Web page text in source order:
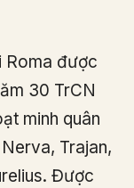
Roma được
30 TrCN
minh quân
Trajan,
Được